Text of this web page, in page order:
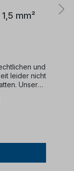
mm²
und
leider nicht
Unser
Kabel ist für